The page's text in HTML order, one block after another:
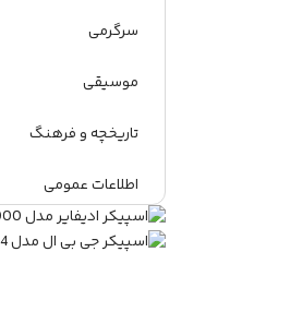
سرگرمی
موسیقی
تاریخچه و فرهنگ
اطلاعات عمومی